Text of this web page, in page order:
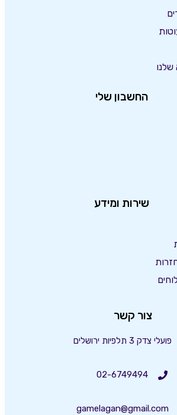
שלנו
החשבון שלי
שירות ומידע
צור קשר
פועלי צדק 3 תלפיות ירושלים
02-6749494
gamelagan@gmail.com